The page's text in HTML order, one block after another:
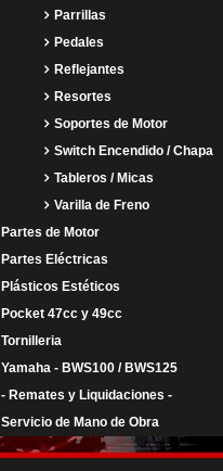
Parrillas
Pedales
Reflejantes
Resortes
Soportes de Motor
Switch Encendido / Chapa
Tableros / Micas
Varilla de Freno
Partes de Motor
Partes Eléctricas
Plásticos Estéticos
Pocket 47cc y 49cc
Tornilleria
Yamaha - BWS100 / BWS125
- Remates y Liquidaciones -
Servicio de Mano de Obra